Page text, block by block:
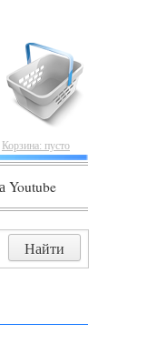
Корзина: пусто
Youtube